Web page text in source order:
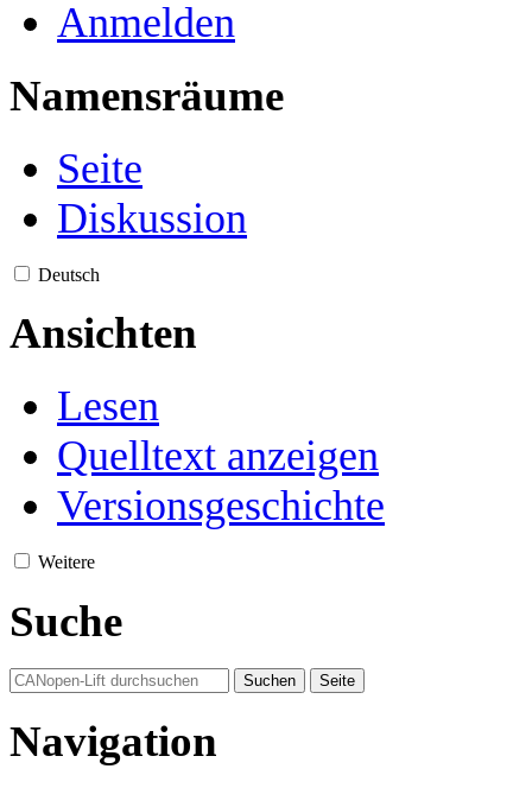
Anmelden
Namensräume
Seite
Diskussion
Deutsch
Ansichten
Lesen
Quelltext anzeigen
Versionsgeschichte
Weitere
Suche
Navigation